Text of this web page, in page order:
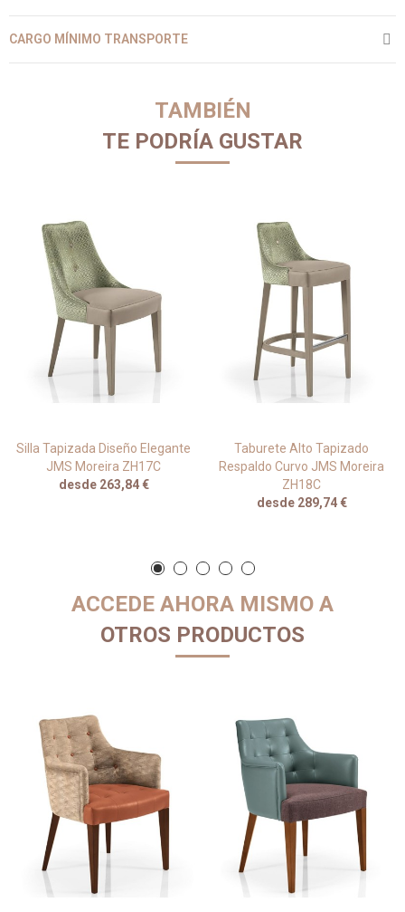
CARGO MÍNIMO TRANSPORTE
TAMBIÉN
TE PODRÍA GUSTAR
Silla Tapizada Diseño Elegante
JMS Moreira ZH17C
desde 263,84 €
Taburete Alto Tapizado
Respaldo Curvo JMS Moreira
ZH18C
desde 289,74 €
ACCEDE AHORA MISMO A
OTROS PRODUCTOS